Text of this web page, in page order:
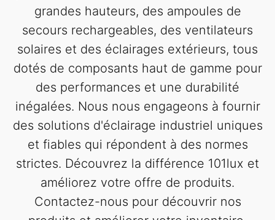
grandes hauteurs, des ampoules de
secours rechargeables, des ventilateurs
solaires et des éclairages extérieurs, tous
dotés de composants haut de gamme pour
des performances et une durabilité
inégalées. Nous nous engageons à fournir
des solutions d'éclairage industriel uniques
et fiables qui répondent à des normes
strictes. Découvrez la différence 101lux et
améliorez votre offre de produits.
Contactez-nous pour découvrir nos